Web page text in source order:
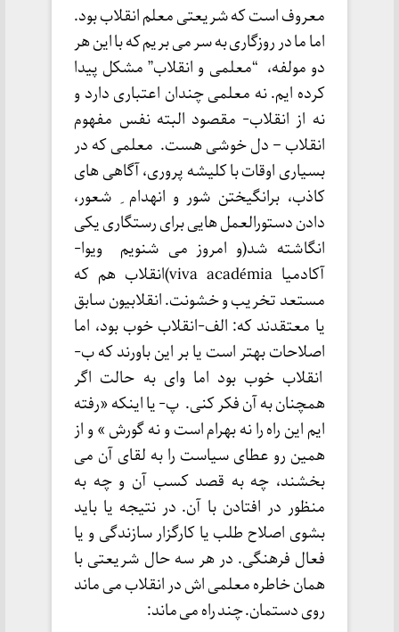
معروف است که شریعتی معلم انقلاب بود.
اما ما در روزگاری به سر می بریم که با این هر
دو مولفه، “معلمی و انقلاب” مشکل پیدا
کرده ایم. نه معلمی چندان اعتباری دارد و
نه از انقلاب- مقصود البته نفس مفهوم
انقلاب – دل خوشی هست. معلمی که در
بسیاری اوقات با کلیشه پروری، آگاهی های
کاذب، برانگیختن شور و انهدام ِ شعور،
دادن دستورالعمل هایی برای رستگاری یکی
انگاشته شد(و امروز می شنویم ویوا-
آکادمیا viva académia)انقلاب هم که
مستعد تخریب و خشونت. انقلابیون سابق
یا معتقدند که: الف-انقلاب خوب بود، اما
اصلاحات بهتر است یا بر این باورند که ب-
انقلاب خوب بود اما وای به حالت اگر
همچنان به آن فکر کنی. پ- یا اینکه «رفته
ایم این راه را نه بهرام است و نه گورش » و از
همین رو عطای سیاست را به لقای آن می
بخشند، چه به قصد کسب آن و چه به
منظور در افتادن با آن. در نتیجه یا باید
بشوی اصلاح طلب یا کارگزار سازندگی و یا
فعال فرهنگی. در هر سه حال شریعتی با
همان خاطره معلمی اش در انقلاب می ماند
روی دستمان. چند راه می ماند: